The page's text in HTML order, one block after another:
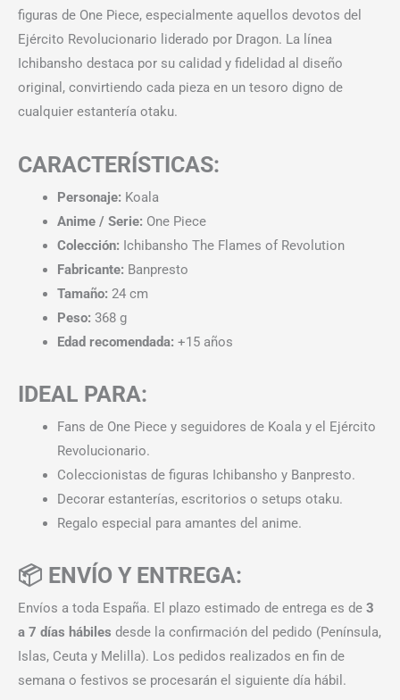
figuras de One Piece, especialmente aquellos devotos del
Ejército Revolucionario liderado por Dragon. La línea
Ichibansho destaca por su calidad y fidelidad al diseño
original, convirtiendo cada pieza en un tesoro digno de
cualquier estantería otaku.
CARACTERÍSTICAS:
Personaje: Koala
Anime / Serie: One Piece
Colección: Ichibansho The Flames of Revolution
Fabricante: Banpresto
Tamaño: 24 cm
Peso: 368 g
Edad recomendada: +15 años
IDEAL PARA:
Fans de One Piece y seguidores de Koala y el Ejército
Revolucionario.
Coleccionistas de figuras Ichibansho y Banpresto.
Decorar estanterías, escritorios o setups otaku.
Regalo especial para amantes del anime.
📦 ENVÍO Y ENTREGA:
Envíos a toda España. El plazo estimado de entrega es de 3
a 7 días hábiles desde la confirmación del pedido (Península,
Islas, Ceuta y Melilla). Los pedidos realizados en fin de
semana o festivos se procesarán el siguiente día hábil.